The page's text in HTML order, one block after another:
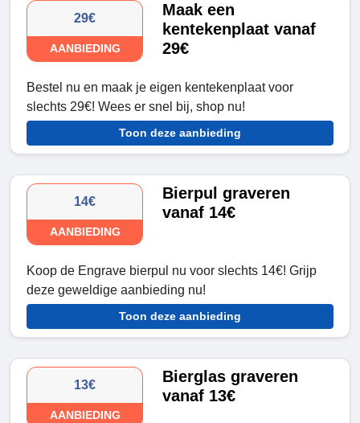
29€
AANBIEDING
Maak een
kentekenplaat vanaf
29€
Bestel nu en maak je eigen kentekenplaat voor
slechts 29€! Wees er snel bij, shop nu!
Toon deze aanbieding
14€
AANBIEDING
Bierpul graveren
vanaf 14€
Koop de Engrave bierpul nu voor slechts 14€! Grijp
deze geweldige aanbieding nu!
Toon deze aanbieding
13€
AANBIEDING
Bierglas graveren
vanaf 13€